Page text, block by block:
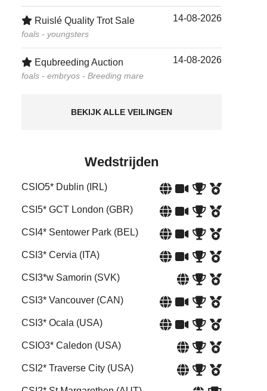
Ruislé Quality Trot Sale
foals - youngsters
14-08-2026
Equbreeding Auction
foals - embryos - Breeding mare
14-08-2026
BEKIJK ALLE VEILINGEN
Wedstrijden
CSIO5* Dublin (IRL)
CSI5* GCT London (GBR)
CSI4* Sentower Park (BEL)
CSI3* Cervia (ITA)
CSI3*w Samorin (SVK)
CSI3* Vancouver (CAN)
CSI3* Ocala (USA)
CSIO3* Caledon (USA)
CSI2* Traverse City (USA)